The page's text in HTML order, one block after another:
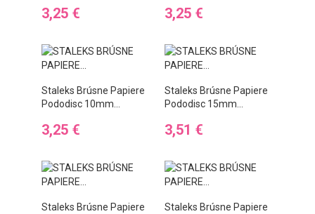
Preis
3,25 € Preis
3,25 €
Staleks Brúsne Papiere
Pododisc 10mm...
Preis
3,25 €
Staleks Brúsne Papiere
Pododisc 15mm...
Preis
3,51 €
Staleks Brúsne Papiere
Staleks Brúsne Papiere